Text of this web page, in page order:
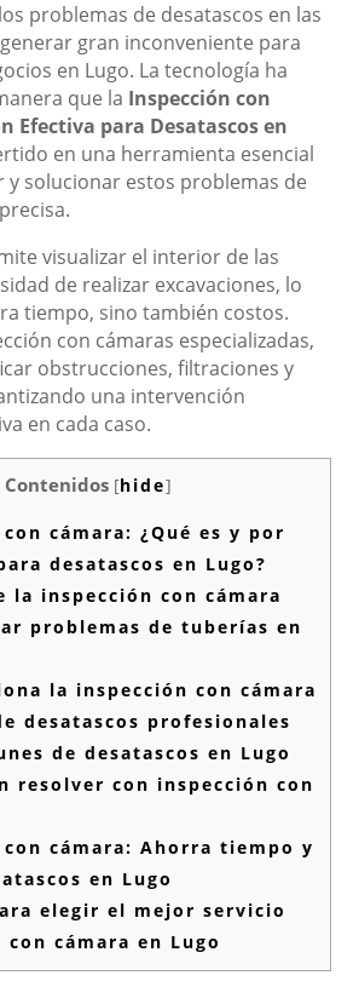
problemas de desatascos en las
gran inconveniente para
en Lugo. La tecnología ha
que la Inspección con
Efectiva para Desatascos en
en una herramienta esencial
y solucionar estos problemas de
visualizar el interior de las
de realizar excavaciones, lo
tiempo, sino también costos.
con cámaras especializadas,
obstrucciones, filtraciones y
una intervención
en cada caso.
Contenidos [hide]
cámara: ¿Qué es y por
desatascos en Lugo?
la inspección con cámara
problemas de tuberías en
la inspección con cámara
desatascos profesionales
de desatascos en Lugo
resolver con inspección con
cámara: Ahorra tiempo y
en Lugo
elegir el mejor servicio
cámara en Lugo